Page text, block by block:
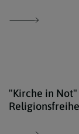
"Kirche in